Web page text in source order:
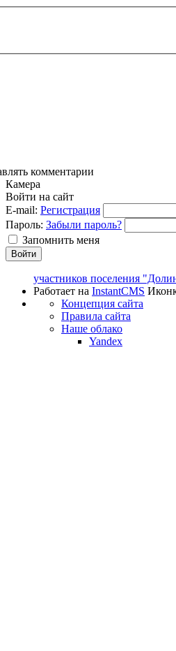
комментарии
Камера
Войти на сайт
E-mail: Регистрация
Пароль: Забыли пароль?
Запомнить меня
участников поселения
Работает на InstantCMS
Концепция сайта
Правила сайта
Наше облако
Yandex